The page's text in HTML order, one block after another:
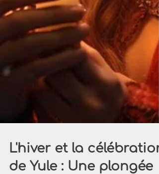
L'hiver et la célébration